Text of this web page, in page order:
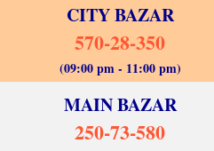
CITY BAZAR
570-28-350
(09:00 pm - 11:00 pm)
MAIN BAZAR
250-73-580